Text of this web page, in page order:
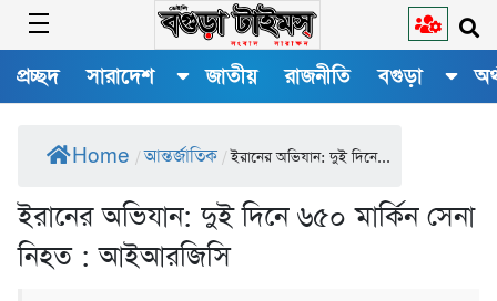
প্রচ্ছদ সারাদেশ জাতীয় রাজনীতি বগুড়া
Home / আন্তর্জাতিক / ইরানের অভিযান: দুই দিনে...
ইরানের অভিযান: দুই দিনে ৬৫০ মার্কিন সেনা
নিহত : আইআরজিসি